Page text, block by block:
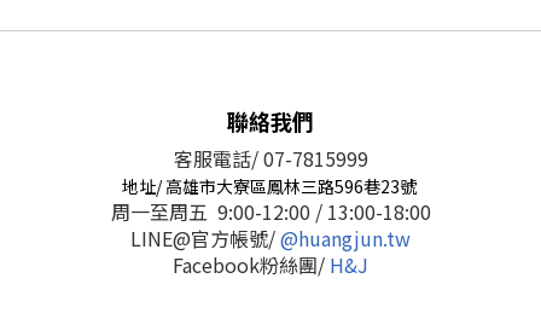
聯絡我們
客服電話/ 07-7815999
地址/ 高雄市大寮區鳳林三路596巷23號
周一至周五 9:00-12:00 / 13:00-18:00
LINE@官方帳號/@huangjun.tw
Facebook粉絲團/ H&J